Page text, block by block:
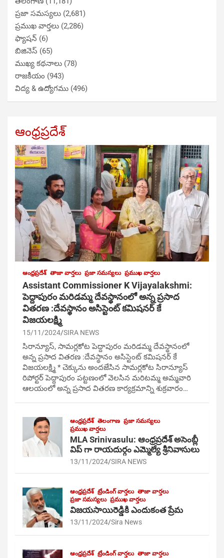
ప్రజా సమస్యలు (2,681)
ప్రముఖ వార్తలు (2,286)
ఫ్యాషన్ (6)
బిజినెస్ (65)
ముఖ్య కథనాలు (78)
రాజకీయం (943)
విద్య & ఉద్యోగము (496)
ఆంధ్రప్రదేశ్
ఆంధ్రప్రదేశ్ తాజా వార్తలు ప్రజా సమస్యలు ప్రముఖ వార్తలు
Assistant Commissioner K Vijayalakshmi:
పెద్దాపురం మరిడమ్మ దేవస్థానంలో అన్న ప్రసాద
వితరణ :దేవస్థానం అసిస్టెంట్ కమిషనర్ కే
విజయలక్ష్మి
15/11/2024 SIRA NEWS
సిరాన్యూస్, సామర్లకోట పెద్దాపురం మరిడమ్మ దేవస్థానంలో
అన్న ప్రసాద వితరణ :దేవస్థానం అసిస్టెంట్ కమిషనర్ కే
విజయలక్ష్మి * చెక్కును అందజేసిన సామర్లకోట సిరాన్యూస్
రిపోర్టర్ పెద్దాపురం పట్టణంలో వెలసిన మరిటమ్మ అమ్మవారి
ఆలయంలో అన్న ప్రసాద వితరణ కార్యక్రమాన్ని శుక్రవారం…
ఆంధ్రప్రదేశ్ తెలంగాణ ప్రజా సమస్యలు
ప్రముఖ వార్తలు
MLA Srinivasulu: ఆంధ్రప్రదేశ్ అసెంబ్లీ
విప్ గా రాయదుర్గం ఎమ్మెల్యే శ్రీనివాసులు
13/11/2024 SIRA NEWS
ఆంధ్రప్రదేశ్ ట్రేండింగ్ వార్తలు తాజా వార్తలు
ప్రజా సమస్యలు ప్రముఖ వార్తలు
విజయసాయిరెడ్డికి ఎందుకంత ప్రేమ
13/11/2024 Sira News
ఆంధ్రప్రదేశ్ ట్రేండింగ్ వార్తలు తాజా వార్తలు